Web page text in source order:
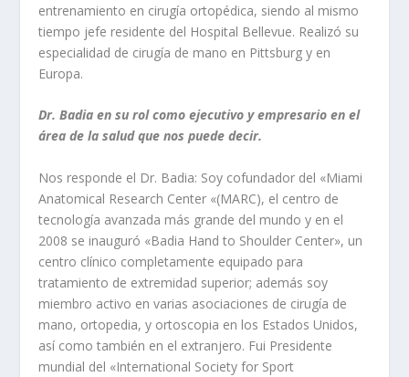
entrenamiento en cirugía ortopédica, siendo al mismo
tiempo jefe residente del Hospital Bellevue. Realizó su
especialidad de cirugía de mano en Pittsburg y en
Europa.
Dr. Badia en su rol como ejecutivo y empresario en el
área de la salud que nos puede decir.
Nos responde el Dr. Badia: Soy cofundador del «Miami
Anatomical Research Center «(MARC), el centro de
tecnología avanzada más grande del mundo y en el
2008 se inauguró «Badia Hand to Shoulder Center», un
centro clínico completamente equipado para
tratamiento de extremidad superior; además soy
miembro activo en varias asociaciones de cirugía de
mano, ortopedia, y ortoscopia en los Estados Unidos,
así como también en el extranjero. Fui Presidente
mundial del «International Society for Sport